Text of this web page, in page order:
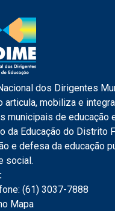
dos Dirigentes
articula, mobiliza e
municipais de educação
da Educação do Distrito
e defesa da educação
social.
(61) 3037-7888
Mapa